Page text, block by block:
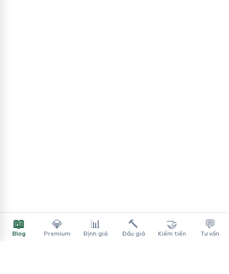
📖
Blog
💎
Premium
📊
Định giá
🔨
Đấu giá
🤝
Kiếm tiền
💬
Tư vấn